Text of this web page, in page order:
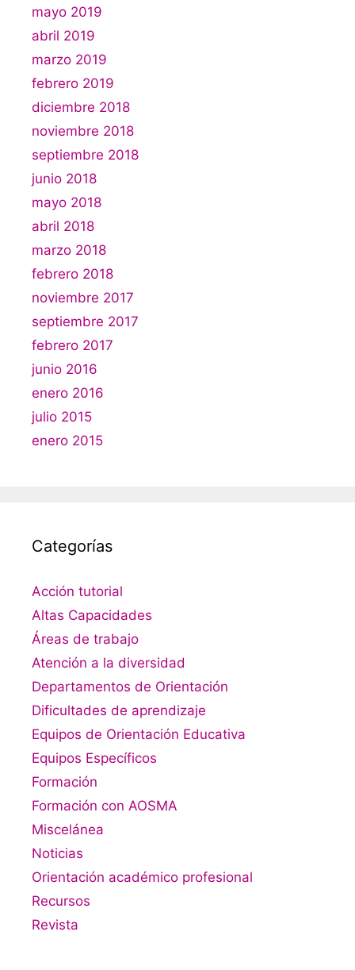
mayo 2019
abril 2019
marzo 2019
febrero 2019
diciembre 2018
noviembre 2018
septiembre 2018
junio 2018
mayo 2018
abril 2018
marzo 2018
febrero 2018
noviembre 2017
septiembre 2017
febrero 2017
junio 2016
enero 2016
julio 2015
enero 2015
Categorías
Acción tutorial
Altas Capacidades
Áreas de trabajo
Atención a la diversidad
Departamentos de Orientación
Dificultades de aprendizaje
Equipos de Orientación Educativa
Equipos Específicos
Formación
Formación con AOSMA
Miscelánea
Noticias
Orientación académico profesional
Recursos
Revista